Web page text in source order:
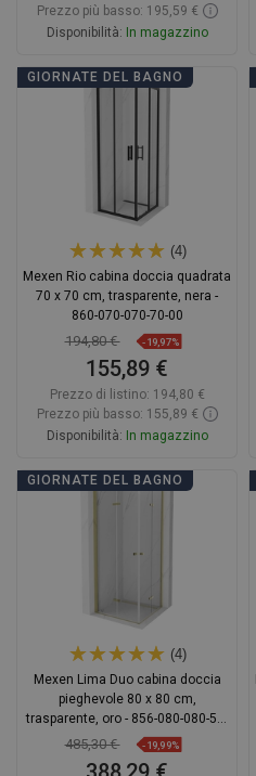
Prezzo più basso: 195,59 €
Disponibilità: In magazzino
Aggiungi al carrello
GIORNATE DEL BAGNO
(4)
Mexen Rio cabina doccia quadrata
70 x 70 cm, trasparente, nera -
860-070-070-70-00
194,80 € -19,97%
155,89 €
Prezzo di listino: 194,80 €
Prezzo più basso: 155,89 €
Disponibilità: In magazzino
Aggiungi al carrello
GIORNATE DEL BAGNO
(4)
Mexen Lima Duo cabina doccia
pieghevole 80 x 80 cm,
trasparente, oro - 856-080-080-50-
00-02
485,30 € -19,99%